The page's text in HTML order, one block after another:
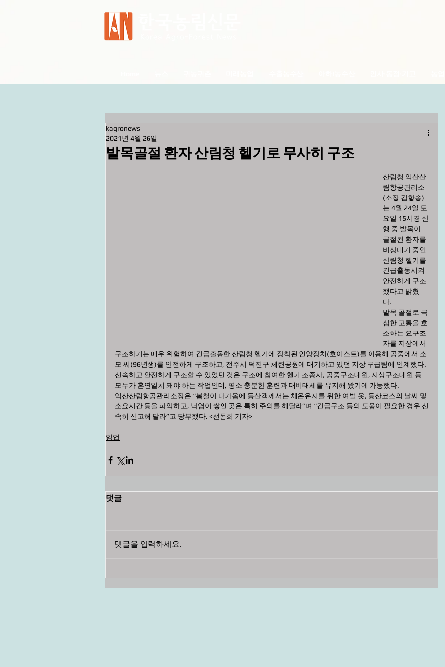
발목골절 환자 산림청 헬기로 무사히 구조
kagronews
2021년 4월 26일
산림청 익산산
림항공관리소
(소장 김항송)
는 4월 24일 토
요일 15시경 산
행 중 발목이
골절된 환자를
비상대기 중인
산림청 헬기를
긴급출동시켜
안전하게 구조
했다고 밝혔
다.
발목 골절로 극
심한 고통을 호
소하는 요구조
자를 지상에서
구조하기는 매우 위험하여 긴급출동한 산림청 헬기에 장착된 인양장치(호이스트)를 이용해 공중에서 소
모 씨(96년생)를 안전하게 구조하고, 전주시 덕진구 체련공원에 대기하고 있던 지상 구급팀에 인계했다.
신속하고 안전하게 구조할 수 있었던 것은 구조에 참여한 헬기 조종사, 공중구조대원, 지상구조대원 등
모두가 혼연일치 돼야 하는 작업인데, 평소 충분한 훈련과 대비태세를 유지해 왔기에 가능했다.
익산산림항공관리소장은 “봄철이 다가옴에 등산객께서는 체온유지를 위한 여벌 옷, 등산코스의 날씨 및
소요시간 등을 파악하고, 낙엽이 쌓인 곳은 특히 주의를 해달라”며 “긴급구조 등의 도움이 필요한 경우 신
속히 신고해 달라”고 당부했다. <선돈희 기자>
임업
댓글
댓글을 입력하세요.